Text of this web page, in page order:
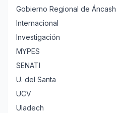
Gobierno Regional de Áncash
Internacional
Investigación
MYPES
SENATI
U. del Santa
UCV
Uladech